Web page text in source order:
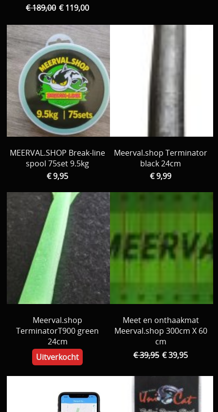
€ 189,00 € 119,00
MEERVAL.SHOP Break-line
spool 75set 9.5kg
€ 9,95
Meerval.shop Terminator
black 24cm
€ 9,99
Meerval.shop
TerminatorT900 green
24cm
Uitverkocht
Meet en onthaakmat
Meerval.shop 300cm X 60
cm
€ 39,95 € 39,95